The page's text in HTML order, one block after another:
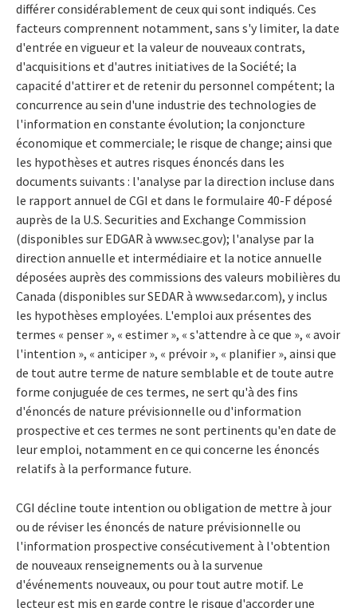
différer considérablement de ceux qui sont indiqués. Ces
facteurs comprennent notamment, sans s'y limiter, la date
d'entrée en vigueur et la valeur de nouveaux contrats,
d'acquisitions et d'autres initiatives de la Société; la
capacité d'attirer et de retenir du personnel compétent; la
concurrence au sein d'une industrie des technologies de
l'information en constante évolution; la conjoncture
économique et commerciale; le risque de change; ainsi que
les hypothèses et autres risques énoncés dans les
documents suivants : l'analyse par la direction incluse dans
le rapport annuel de CGI et dans le formulaire 40-F déposé
auprès de la U.S. Securities and Exchange Commission
(disponibles sur EDGAR à www.sec.gov); l'analyse par la
direction annuelle et intermédiaire et la notice annuelle
déposées auprès des commissions des valeurs mobilières du
Canada (disponibles sur SEDAR à www.sedar.com), y inclus
les hypothèses employées. L'emploi aux présentes des
termes « penser », « estimer », « s'attendre à ce que », « avoir
l'intention », « anticiper », « prévoir », « planifier », ainsi que
de tout autre terme de nature semblable et de toute autre
forme conjuguée de ces termes, ne sert qu'à des fins
d'énoncés de nature prévisionnelle ou d'information
prospective et ces termes ne sont pertinents qu'en date de
leur emploi, notamment en ce qui concerne les énoncés
relatifs à la performance future.
CGI décline toute intention ou obligation de mettre à jour
ou de réviser les énoncés de nature prévisionnelle ou
l'information prospective consécutivement à l'obtention
de nouveaux renseignements ou à la survenue
d'événements nouveaux, ou pour tout autre motif. Le
lecteur est mis en garde contre le risque d'accorder une